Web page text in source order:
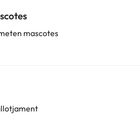
mascotes